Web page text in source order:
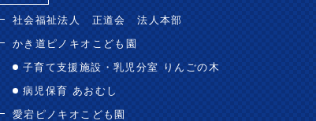
社会福祉法人 正道会 法人本部
かき道ピノキオこども園
子育て支援施設・乳児分室 りんごの木
病児保育 あおむし
愛宕ピノキオこども園